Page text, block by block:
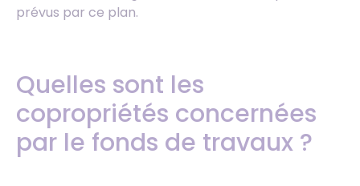
prévus par ce plan.
Quelles sont les
copropriétés concernées
par le fonds de travaux ?